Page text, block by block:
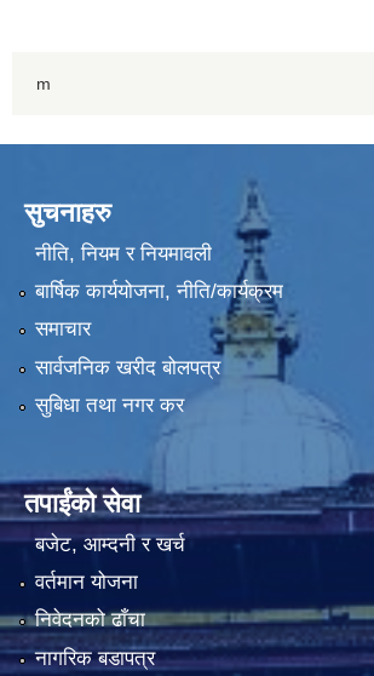
m
सुचनाहरु
नीति, नियम र नियमावली
बार्षिक कार्ययोजना, नीति/कार्यक्रम
समाचार
सार्वजनिक खरीद बोलपत्र
सुबिधा तथा नगर कर
तपाईंको सेवा
बजेट, आम्दनी र खर्च
वर्तमान योजना
निवेदनको ढाँचा
नागरिक बडापत्र